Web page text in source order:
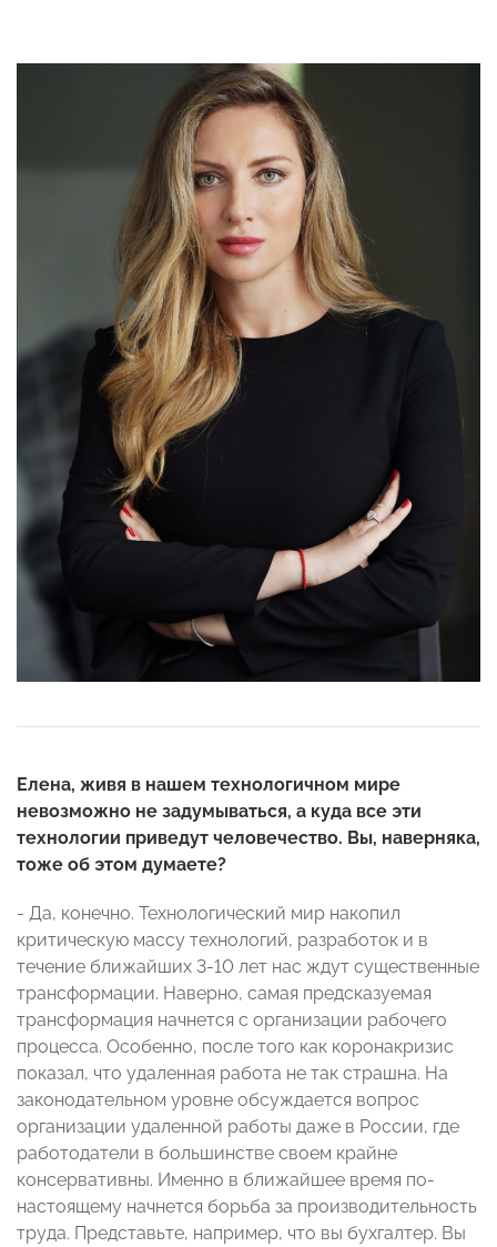
Елена, живя в нашем технологичном мире
невозможно не задумываться, а куда все эти
технологии приведут человечество. Вы, наверняка,
тоже об этом думаете?
- Да, конечно. Технологический мир накопил
критическую массу технологий, разработок и в
течение ближайших 3-10 лет нас ждут существенные
трансформации. Наверно, самая предсказуемая
трансформация начнется с организации рабочего
процесса. Особенно, после того как коронакризис
показал, что удаленная работа не так страшна. На
законодательном уровне обсуждается вопрос
организации удаленной работы даже в России, где
работодатели в большинстве своем крайне
консервативны. Именно в ближайшее время по-
настоящему начнется борьба за производительность
труда. Представьте, например, что вы бухгалтер. Вы